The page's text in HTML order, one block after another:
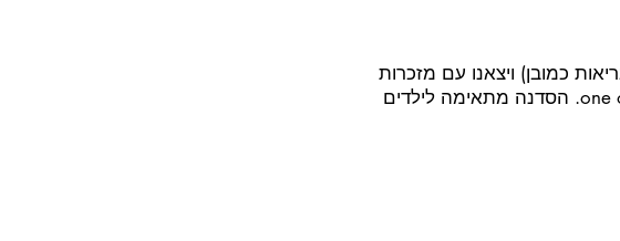
כמובן) ויצאנו עם מזכרות
צבעוניות וייחודיות! סט כרטיסי ברכה שהם לגמרי one of a kind. הסדנה מתאימה לילדים